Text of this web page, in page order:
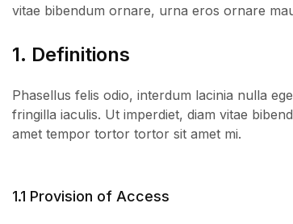
vitae bibendum ornare, urna eros ornare
1. Definitions
Phasellus felis odio, interdum lacinia nulla
fringilla iaculis. Ut imperdiet, diam vitae
amet tempor tortor tortor sit amet mi.
1.1 Provision of Access